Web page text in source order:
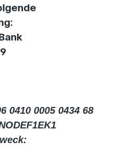
0410 0005 0434 68